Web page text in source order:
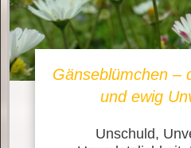
Gänseblümchen –
und ewig
Unschuld,